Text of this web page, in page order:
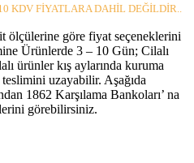
KDV FİYATLARA DAHİL DEĞİLDİR..
ölçülerine göre fiyat seçeneklerini
Ürünlerde 3 – 10 Gün; Cilalı
ürünler kış aylarında kuruma
uzayabilir. Aşağıda
1862 Karşılama Bankoları’ na
görebilirsiniz.